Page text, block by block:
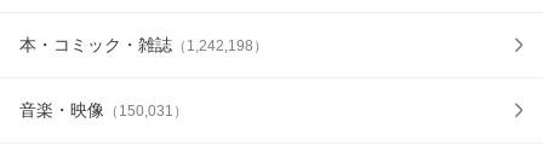
本・コミック・雑誌 （ 1,242,198 ）
音楽・映像 （ 150,031 ）